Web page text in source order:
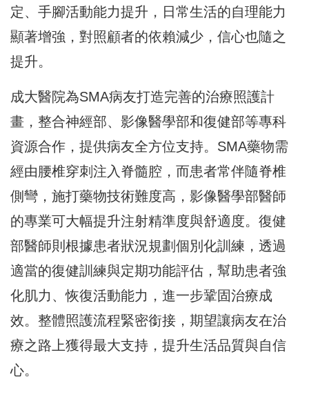
定、手腳活動能力提升，日常生活的自理能力
顯著增強，對照顧者的依賴減少，信心也隨之
提升。
成大醫院為SMA病友打造完善的治療照護計
畫，整合神經部、影像醫學部和復健部等專科
資源合作，提供病友全方位支持。SMA藥物需
經由腰椎穿刺注入脊髓腔，而患者常伴隨脊椎
側彎，施打藥物技術難度高，影像醫學部醫師
的專業可大幅提升注射精準度與舒適度。復健
部醫師則根據患者狀況規劃個別化訓練，透過
適當的復健訓練與定期功能評估，幫助患者強
化肌力、恢復活動能力，進一步鞏固治療成
效。整體照護流程緊密銜接，期望讓病友在治
療之路上獲得最大支持，提升生活品質與自信
心。